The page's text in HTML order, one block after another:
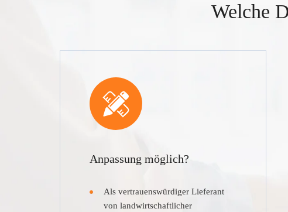
Welche
Anpassung möglich?
Als vertrauenswürdiger Lieferant
von landwirtschaftlicher